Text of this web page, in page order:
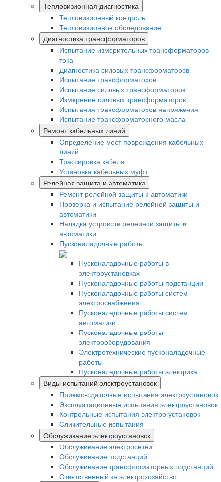
Тепловизионная диагностика
Тепловизионный контроль
Тепловизионное обследование
Диагностика трансформаторов
Испытание измерительных трансформаторов
тока
Диагностика силовых трансформаторов
Испытание трансформаторов
Испытание силовых трансформаторов
Измерение силовых трансформаторов
Испытания трансформаторов напряжения
Испытание трансформаторного масла
Ремонт кабельных линий
Определение мест повреждения кабельных
линий
Трассировка кабеля
Установка кабельных муфт
Релейная защита и автоматика
Ремонт релейной защиты и автоматики
Проверка и испытание релейной защиты и
автоматики
Наладка устройств релейной защиты и
автоматики
Пусконаладочные работы
Пусконаладочные работы в
электроустановках
Пусконаладочные работы подстанции
Пусконаладочные работы систем
электроснабжения
Пусконаладочные работы систем
автоматики
Пусконаладочные работы
электрооборудования
Электротехнические пусконаладочные
работы
Пусконаладочные работы электрика
Виды испытаний электроустановок
Приемо-сдаточные испытания электроустановок
Эксплуатационные испытания электроустановок
Контрольные испытания электро установок
Сличительные испытания
Обслуживание электроустановок
Обслуживание электросетей
Обслуживание подстанций
Обслуживание трансформаторных подстанций
Ответственный за электрохозяйство